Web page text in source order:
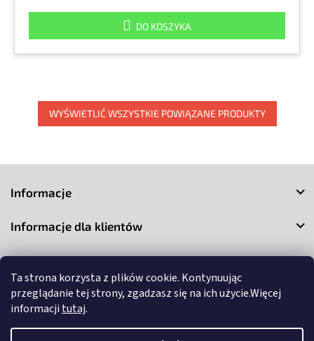
Ta strona korzysta z plików cookie. Kontynuując
przeglądanie tej strony, zgadzasz się na ich użycie.Więcej
informacji tutaj.
DO KOSZYKA
WYŚWIETLIĆ WSZYSTKIE POWIĄZANE PRODUKTY
Informacje
Informacje dla klientów
Kontakt